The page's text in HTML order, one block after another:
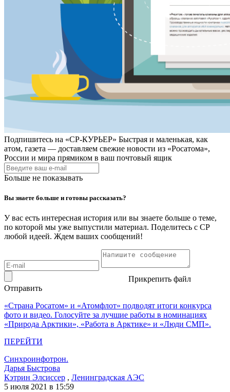
Подпишитесь на «СР-КУРЬЕР» Быстрая и маленькая, как
атом, газета — доставляем свежие новости из «Росатома»,
России и мира прямиком в ваш почтовый ящик
Больше не показывать
Вы знаете больше и готовы рассказать?
У вас есть интересная история или вы знаете больше о теме,
по которой мы уже выпустили материал. Поделитесь с СР
любой идеей. Ждем ваших сообщений!
Прикрепить файл
Отправить
«Страна Росатом» и «Атомфлот» подводят итоги конкурса
фото и видео. Голосуйте за лучшие работы в номинациях
«Природа Арктики», «Работа в Арктике» и «Люди СМП».
ПЕРЕЙТИ
Синхроинфотрон.
Дарья Быстрова
Кэтрин Элсиссер , Ленинградская АЭС
5 июля 2021 в 15:59